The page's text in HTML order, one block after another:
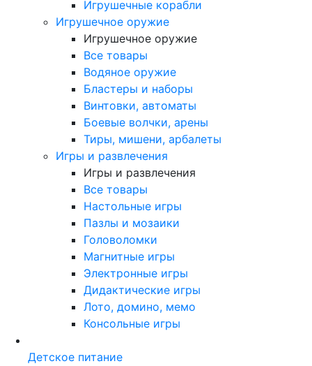
Игрушечные корабли
Игрушечное оружие
Игрушечное оружие
Все товары
Водяное оружие
Бластеры и наборы
Винтовки, автоматы
Боевые волчки, арены
Тиры, мишени, арбалеты
Игры и развлечения
Игры и развлечения
Все товары
Настольные игры
Пазлы и мозаики
Головоломки
Магнитные игры
Электронные игры
Дидактические игры
Лото, домино, мемо
Консольные игры
Детское питание